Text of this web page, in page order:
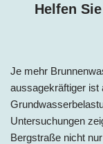
Helfen
Je mehr
aussagekräftiger ist
Untersuchungen
Bergstraße nicht